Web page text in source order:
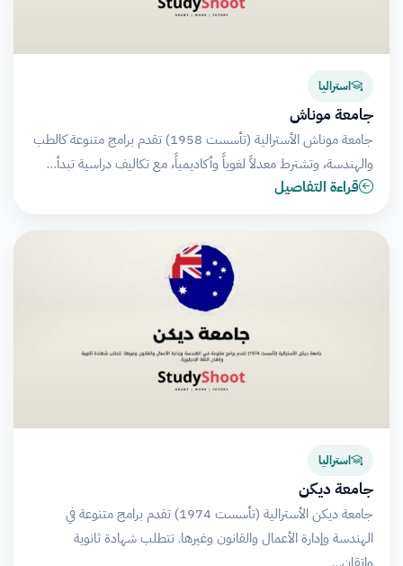
استراليا
جامعة موناش
جامعة موناش الأسترالية (تأسست 1958) تقدم برامج متنوعة كالطب
والهندسة، وتشترط معدلاً لغوياً وأكاديمياً، مع تكاليف دراسية تبدأ…
قراءة التفاصيل
استراليا
جامعة ديكن
جامعة ديكن الأسترالية (تأسست 1974) تقدم برامج متنوعة في
الهندسة وإدارة الأعمال والقانون وغيرها. تتطلب شهادة ثانوية